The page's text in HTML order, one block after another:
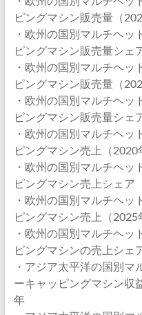
ピングマシン販売量（
・欧州の国別マルチヘッ
ピングマシン販売量シェ
・欧州の国別マルチヘッ
ピングマシン販売量（
・欧州の国別マルチヘッ
ピングマシン販売量シェ
・欧州の国別マルチヘッ
ピングマシン売上（2020
・欧州の国別マルチヘッ
ピングマシン売上シェア
・欧州の国別マルチヘッ
ピングマシン売上（2025
・欧州の国別マルチヘッ
ピングマシンの売上シェ
・アジア太平洋の国別マ
ーキャッピングマシン収
年